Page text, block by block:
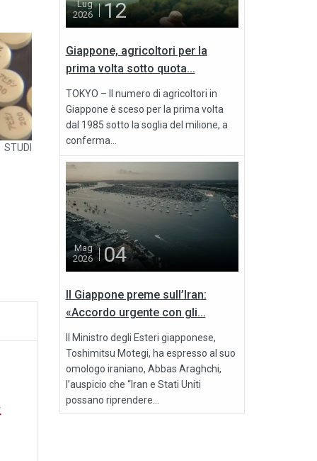
Lug
2026
12
Giappone, agricoltori per la
prima volta sotto quota...
TOKYO – Il numero di agricoltori in
Giappone è sceso per la prima volta
dal 1985 sotto la soglia del milione, a
conferma...
Mag
2026
04
Il Giappone preme sull’Iran:
«Accordo urgente con gli...
Il Ministro degli Esteri giapponese,
Toshimitsu Motegi, ha espresso al suo
omologo iraniano, Abbas Araghchi,
l’auspicio che “Iran e Stati Uniti
possano riprendere...